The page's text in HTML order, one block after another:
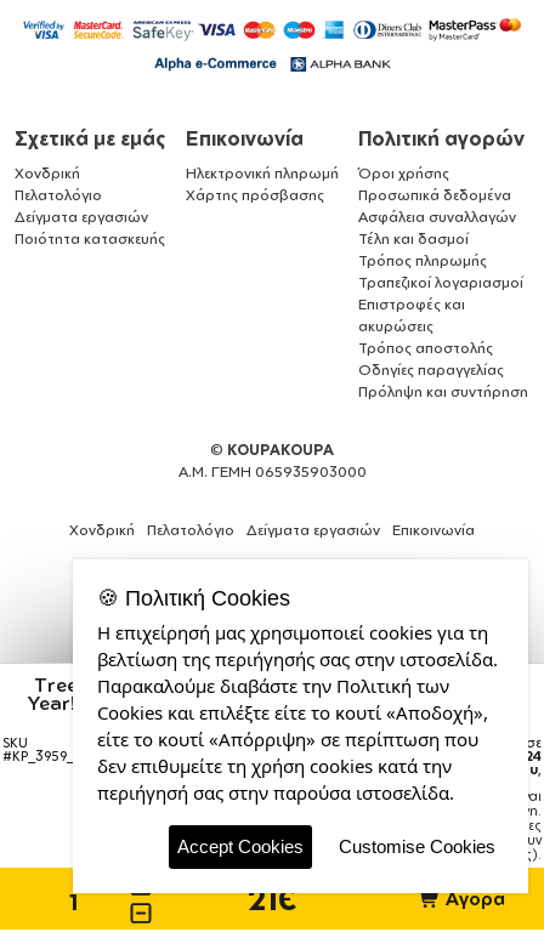
Tree, i wish you a merry christmas and a Happy New
Year!!! xoxoxo, Μεταλλικό παγούρι θερμός Ροζ/Λευκό
(Stainless steel), διπλού τοιχώματος, 500ml
SKU
#KP_3959_500ssThermoWhitePink
Η παραγγελία σας θα παραδοθεί σε
courier έως την Δευτέρα 24
Αυγούστου,
Σημείωση:Η παράδοση στο courier είναι
εκτιμώμενη.
1–3 εργάσιμες
ημέρες (ενδέχεται να υπάρξουν
καθυστερήσεις).
21€ Αγορά
Σχετικά με εμάς
Χονδρική
Πελατολόγιο
Δείγματα εργασιών
Ποιότητα κατασκευής
Επικοινωνία
Ηλεκτρονική πληρωμή
Χάρτης πρόσβασης
Πολιτική αγορών
Όροι χρήσης
Προσωπικά δεδομένα
Ασφάλεια συναλλαγών
Τέλη και δασμοί
Τρόπος πληρωμής
Τραπεζικοί λογαριασμοί
Επιστροφές και
ακυρώσεις
Τρόπος αποστολής
Οδηγίες παραγγελίας
Πρόληψη και συντήρηση
© KOUPAKOUPA
Α.Μ. ΓΕΜΗ 065935903000
Χονδρική Πελατολόγιο Δείγματα εργασιών Επικοινωνία
Θέλεις
και
εσύ
μια
επαγγελματική
ιστοσελίδα;
από
την
CDL.gr
🍪 Πολιτική Cookies
Η επιχείρησή μας χρησιμοποιεί cookies για τη
βελτίωση της περιήγησής σας στην ιστοσελίδα.
Παρακαλούμε διαβάστε την Πολιτική των
Cookies και επιλέξτε είτε το κουτί «Αποδοχή»,
είτε το κουτί «Απόρριψη» σε περίπτωση που
δεν επιθυμείτε τη χρήση cookies κατά την
περιήγησή σας στην παρούσα ιστοσελίδα.
Accept Cookies Customise Cookies